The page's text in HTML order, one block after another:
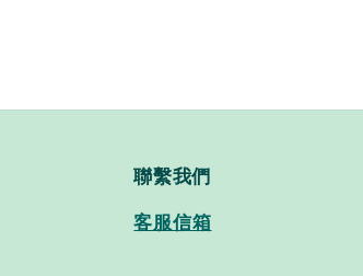
聯繫我們
客服信箱